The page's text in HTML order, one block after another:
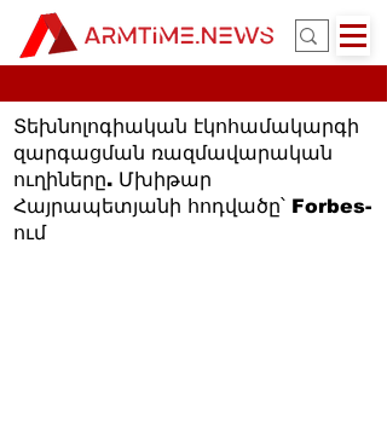
Տեխնոլոգիական էկոհամակարգի
զարգացման ռազմավարական
ուղիները. Մխիթար
Հայրապետյանի հոդվածը՝ Forbes-
ում